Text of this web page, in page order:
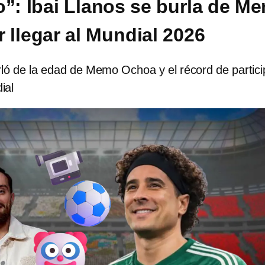
Ibai Llanos se burla de
llegar al Mundial 2026
de la edad de Memo Ochoa y el récord de